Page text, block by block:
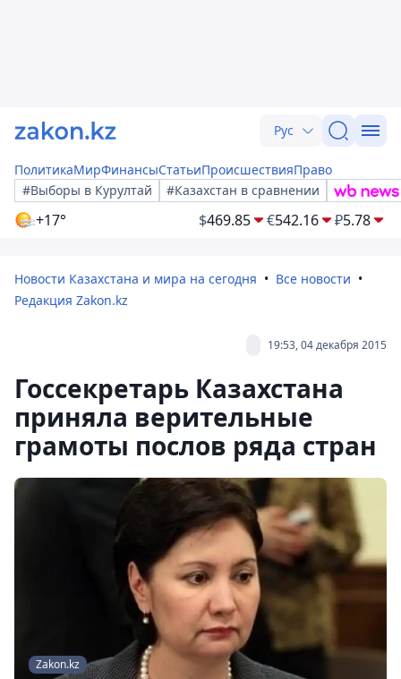
Рус
ПолитикаМирФинансыСтатьиПроисшествияПраво
#Выборы в Курултай
#Казахстан в сравнении
+17° $469.85 €542.16 ₽5.78
Новости Казахстана и мира на сегодня
Все новости
Редакция Zakon.kz
19:53, 04 декабря 2015
Госсекретарь Казахстана
приняла верительные
грамоты послов ряда стран
Zakon.kz